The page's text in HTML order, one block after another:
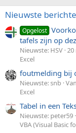
Nieuwste
Opgelost
tafels zijn op
Nieuwste: HSV 20
Excel
foutmelding bij
Nieuwste: snb
Excel
Tabel in een
Nieuwste: peter59
VBA (Visual Basic